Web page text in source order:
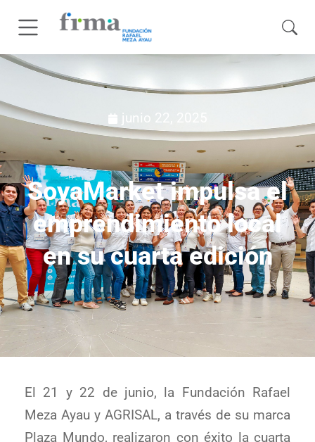
junio 22, 2025
SoyaMarket impulsa el
emprendimiento local
en su cuarta edición
El 21 y 22 de junio, la Fundación Rafael
Meza Ayau y AGRISAL, a través de su marca
Plaza Mundo, realizaron con éxito la cuarta